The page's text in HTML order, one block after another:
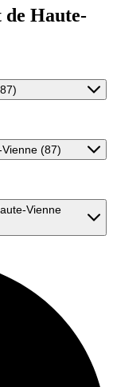
de Haute-
(87)
Vienne